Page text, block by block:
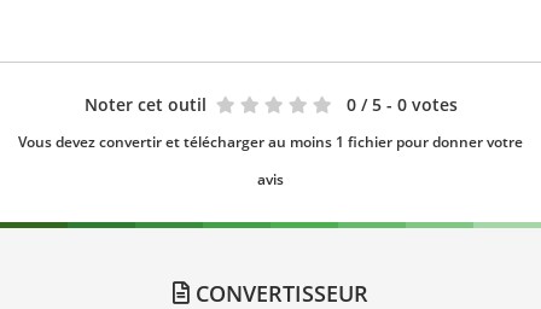
Noter cet outil 0 / 5 - 0 votes
Vous devez convertir et télécharger au moins 1 fichier pour donner votre
avis
CONVERTISSEUR